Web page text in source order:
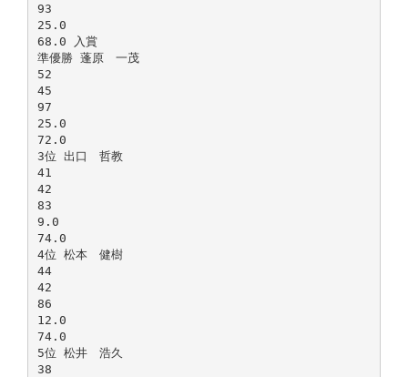
93
25.0
68.0 入賞
準優勝 蓬原 一茂
52
45
97
25.0
72.0
3位 出口 哲教
41
42
83
9.0
74.0
4位 松本 健樹
44
42
86
12.0
74.0
5位 松井 浩久
38